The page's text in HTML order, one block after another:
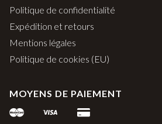
Politique de confidentialité
Expédition et retours
Mentions légales
Politique de cookies (EU)
MOYENS DE PAIEMENT